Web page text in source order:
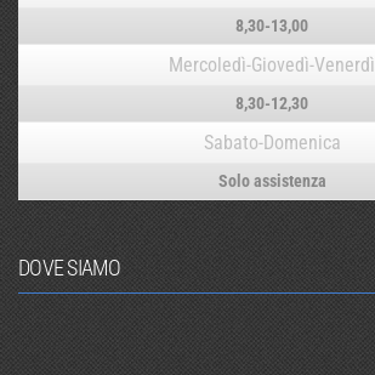
8,30-13,00
Mercoledì-Giovedì-Venerdì
8,30-12,30
Sabato-Domenica
Solo assistenza
DOVE SIAMO